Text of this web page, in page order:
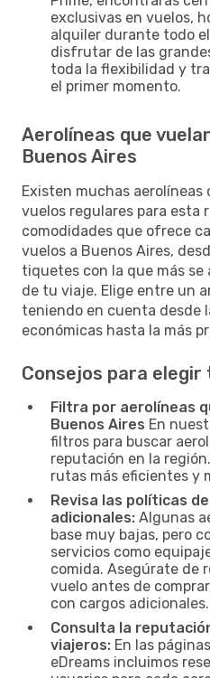
exclusivas en vuelos,
alquiler durante todo
disfrutar de las
toda la flexibilidad y
el primer momento.
Aerolíneas que
Buenos Aires
Existen muchas
vuelos regulares para esta
comodidades que ofrece
vuelos a Buenos Aires,
tiquetes con la que más se
de tu viaje. Elige entre un
teniendo en cuenta desde
económicas hasta la más
Consejos para elegir
Filtra por aerolíneas
Buenos Aires En
filtros para buscar
reputación en la
rutas más eficientes y
Revisa las políticas
adicionales: Algunas
base muy bajas, pero
servicios como
comida. Asegúrate de
vuelo antes de
con cargos adicionales.
Consulta la
viajeros: En las
eDreams incluimos